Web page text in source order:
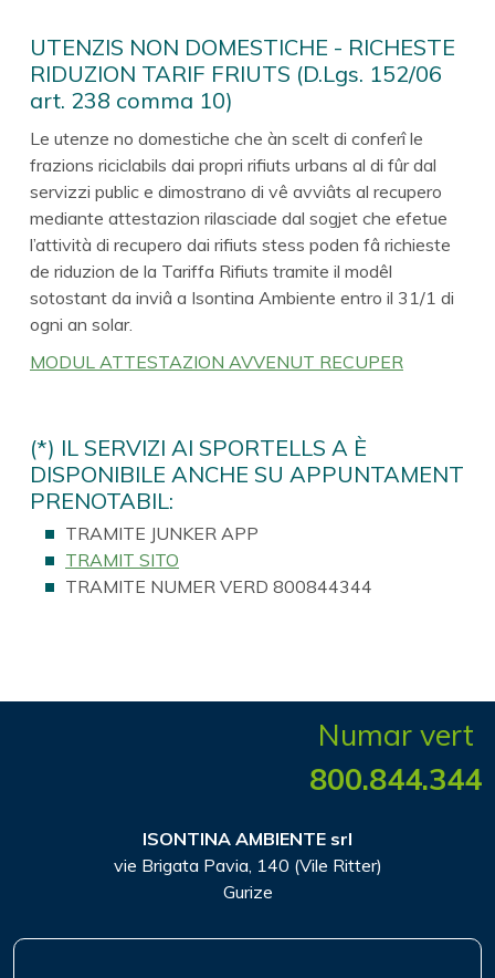
UTENZIS NON DOMESTICHE - RICHESTE
RIDUZION TARIF FRIUTS (D.Lgs. 152/06
art. 238 comma 10)
Le utenze no domestiche che àn scelt di conferî le
frazions riciclabils dai propri rifiuts urbans al di fûr dal
servizzi public e dimostrano di vê avviâts al recupero
mediante attestazion rilasciade dal sogjet che efetue
l’attività di recupero dai rifiuts stess poden fâ richieste
de riduzion de la Tariffa Rifiuts tramite il modêl
sotostant da inviâ a Isontina Ambiente entro il 31/1 di
ogni an solar.
MODUL ATTESTAZION AVVENUT RECUPER
(*) IL SERVIZI AI SPORTELLS A È
DISPONIBILE ANCHE SU APPUNTAMENT
PRENOTABIL:
TRAMITE JUNKER APP
TRAMIT SITO
TRAMITE NUMER VERD 800844344
Numar vert
800.844.344
ISONTINA AMBIENTE srl
vie Brigata Pavia, 140 (Vile Ritter)
Gurize